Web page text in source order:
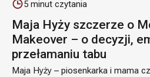
5 minut czytania
Maja Hyży szczerze o
Makeover – o decyzji,
przełamaniu tabu
Maja Hyży – piosenkarka i mama